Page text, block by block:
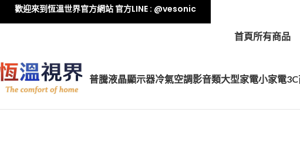
首頁所有商品
普騰液晶顯示器冷氣空調影音類大型家電小家電
歡迎來到恆溫世界官方網站 官方LINE : @vesonic